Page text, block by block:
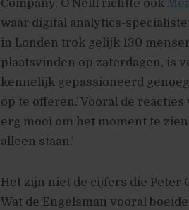
Company. O’Neill richtte ook
waar digital analytics-
in Londen trok gelijk 130
plaatsvinden op zaterdagen, is
kennelijk gepassioneerd
op te offeren.’ Vooral de
erg mooi om het moment te
alleen staan.’
Het zijn niet de cijfers die Peter
Wat de Engelsman vooral